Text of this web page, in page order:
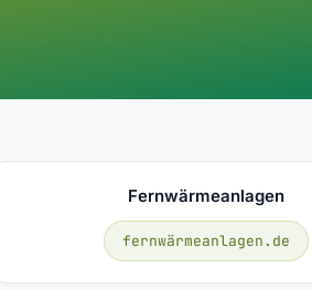
Fernwärmeanlagen
fernwärmeanlagen.de